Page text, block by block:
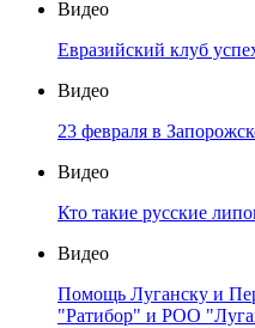
Видео
Евразийский клуб
Видео
23 февраля в
Видео
Кто такие русские
Видео
Помощь Луганску и
"Ратибор" и РОО